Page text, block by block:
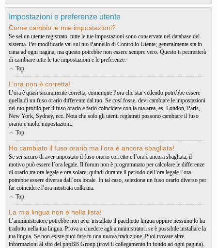
Impostazioni e preferenze utente
Come cambio le mie impostazioni?
Se sei un utente registrato, tutte le tue impostazioni sono conservate nel database del
sistema. Per modificarle vai sul tuo Pannello di Controllo Utente; generalmente sta in
cima ad ogni pagina, ma questo potrebbe non essere sempre vero. Questo ti permetterà
di cambiare tutte le tue impostazioni e le preferenze.
Top
L’ora non è corretta!
L’ora è quasi sicuramente corretta, comunque l’ora che stai vedendo potrebbe essere
quella di un fuso orario differente dal tuo. Se cosí fosse, devi cambiare le impostazioni
del tuo profilo per il fuso orario e farlo coincidere con la tua area, es. London, Paris,
New York, Sydney, ecc. Nota che solo gli utenti registrati possono cambiare il fuso
orario e molte impostazioni.
Top
Ho cambiato il fuso orario ma l’ora è ancora sbagliata!
Se sei sicuro di aver impostato il fuso orario corretto e l’ora è ancora sbagliata, il
motivo può essere l’ora legale. Il forum non è programmato per calcolare le differenze
di orario tra ora legale e ora solare; quindi durante il periodo dell’ora legale l’ora
potrebbe essere diversa dall’ora locale. In tal caso, seleziona un fuso orario diverso per
far coincidere l’ora mostrata colla tua.
Top
La mia lingua non è nella lista!
L’amministratore potrebbe non aver installato il pacchetto lingua oppure nessuno lo ha
tradotto nella tua lingua. Prova a chiedere agli amministratori se è possibile installare la
tua lingua. Se non esiste puoi fare tu una nuova traduzione. Puoi trovare altre
informazioni al sito del phpBB Group (trovi il collegamento in fondo ad ogni pagina).